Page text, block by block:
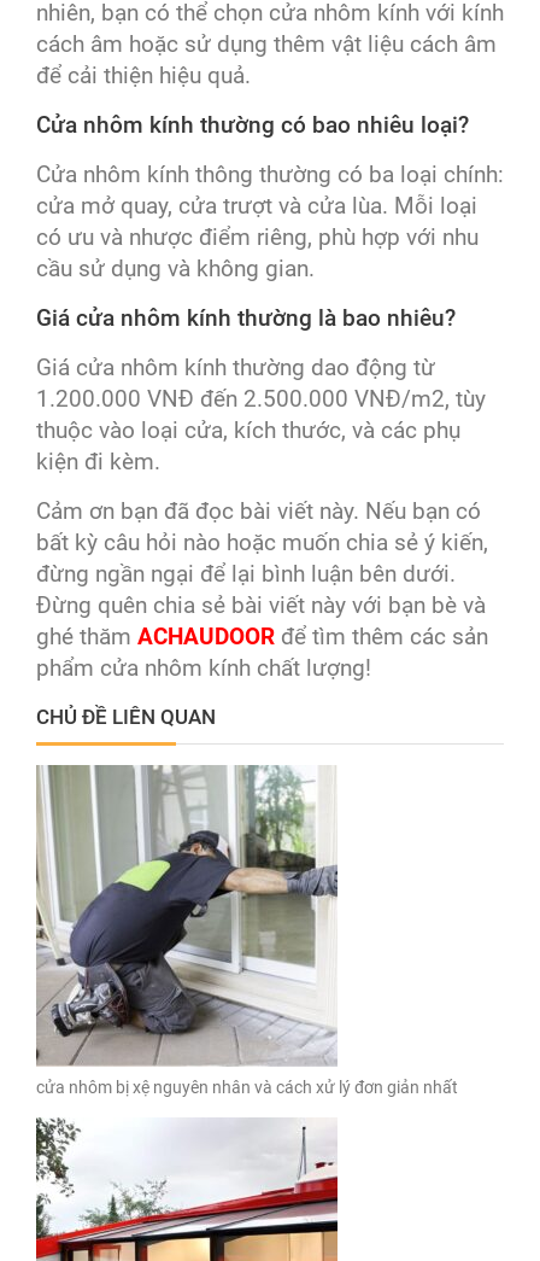
nhiên, bạn có thể chọn cửa nhôm kính với kính
cách âm hoặc sử dụng thêm vật liệu cách âm
để cải thiện hiệu quả.
Cửa nhôm kính thường có bao nhiêu loại?
Cửa nhôm kính thông thường có ba loại chính:
cửa mở quay, cửa trượt và cửa lùa. Mỗi loại
có ưu và nhược điểm riêng, phù hợp với nhu
cầu sử dụng và không gian.
Giá cửa nhôm kính thường là bao nhiêu?
Giá cửa nhôm kính thường dao động từ
1.200.000 VNĐ đến 2.500.000 VNĐ/m2, tùy
thuộc vào loại cửa, kích thước, và các phụ
kiện đi kèm.
Cảm ơn bạn đã đọc bài viết này. Nếu bạn có
bất kỳ câu hỏi nào hoặc muốn chia sẻ ý kiến,
đừng ngần ngại để lại bình luận bên dưới.
Đừng quên chia sẻ bài viết này với bạn bè và
ghé thăm ACHAUDOOR để tìm thêm các sản
phẩm cửa nhôm kính chất lượng!
CHỦ ĐỀ LIÊN QUAN
cửa nhôm bị xệ nguyên nhân và cách xử lý đơn giản nhất